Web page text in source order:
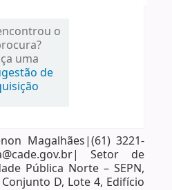
o
uma
de
Magalhães|(61) 3221-
Setor de
Pública Norte – SEPN,
D, Lote 4, Edifício